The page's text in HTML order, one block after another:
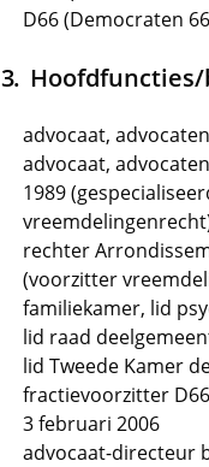
D66 (Democraten
advocaat,
advocaat,
1989
rechter
(voorzitter
familiekamer, lid
lid raad
lid Tweede Kamer
fractievoorzitter
3 februari 2006
advocaat-directeur